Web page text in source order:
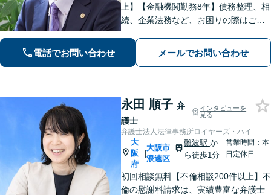
上】【金融機関勤務8年】債務整理、相
続、企業法務など、お困りの際はご相
りを大切にしております。悩む前に、
一度弁護士にご相談ください。【電話
電話でお問い合わせ メールでお問い合わせ
永田 順子 弁
護士
インタビューを
見る
弁護士法人法律事務所ロイヤーズ・ハイ
大
阪
府
|
大阪市
浪速区
難波駅 か
ら徒歩1分
営業時間：本
日定休日
初回相談無料【不倫相談200件以上】不
倫の慰謝料請求は、実績豊富な弁護士